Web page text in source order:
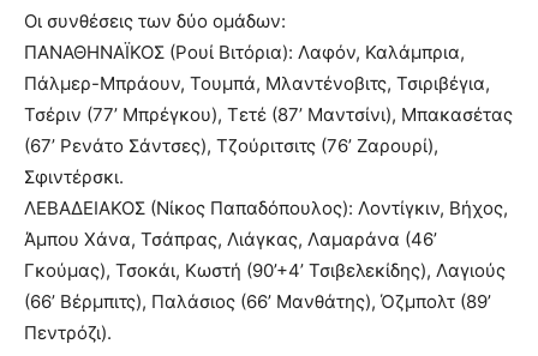
Οι συνθέσεις των δύο ομάδων:
ΠΑΝΑΘΗΝΑΪΚΟΣ (Ρουί Βιτόρια): Λαφόν, Καλάμπρια,
Πάλμερ-Μπράουν, Τουμπά, Μλαντένοβιτς, Τσιριβέγια,
Τσέριν (77’ Μπρέγκου), Τετέ (87’ Μαντσίνι), Μπακασέτας
(67’ Ρενάτο Σάντσες), Τζούριτσιτς (76’ Ζαρουρί),
Σφιντέρσκι.
ΛΕΒΑΔΕΙΑΚΟΣ (Νίκος Παπαδόπουλος): Λοντίγκιν, Βήχος,
Άμπου Χάνα, Τσάπρας, Λιάγκας, Λαμαράνα (46’
Γκούμας), Τσοκάι, Κωστή (90’+4’ Τσιβελεκίδης), Λαγιούς
(66’ Βέρμπιτς), Παλάσιος (66’ Μανθάτης), Όζμπολτ (89’
Πεντρόζι).